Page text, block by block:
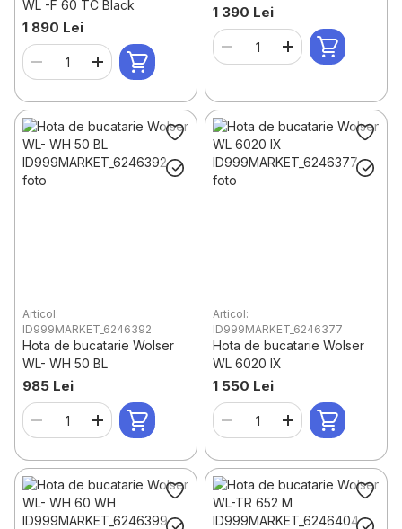
WL -F 60 TC Black
1 890 Lei
1 390 Lei
Articol:
ID999MARKET_6246392
Hota de bucatarie Wolser
WL- WH 50 BL
985 Lei
Articol:
ID999MARKET_6246377
Hota de bucatarie Wolser
WL 6020 IX
1 550 Lei